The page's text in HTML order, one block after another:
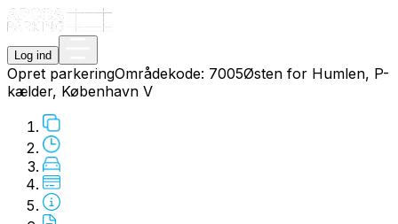
Log ind
Opret parkeringOmrådekode: 7005Østen for Humlen, P-
kælder, København V